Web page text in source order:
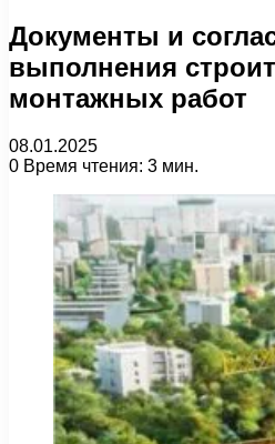
Документы и
выполнения
монтажных работ
08.01.2025
0 Время чтения: 3 мин.